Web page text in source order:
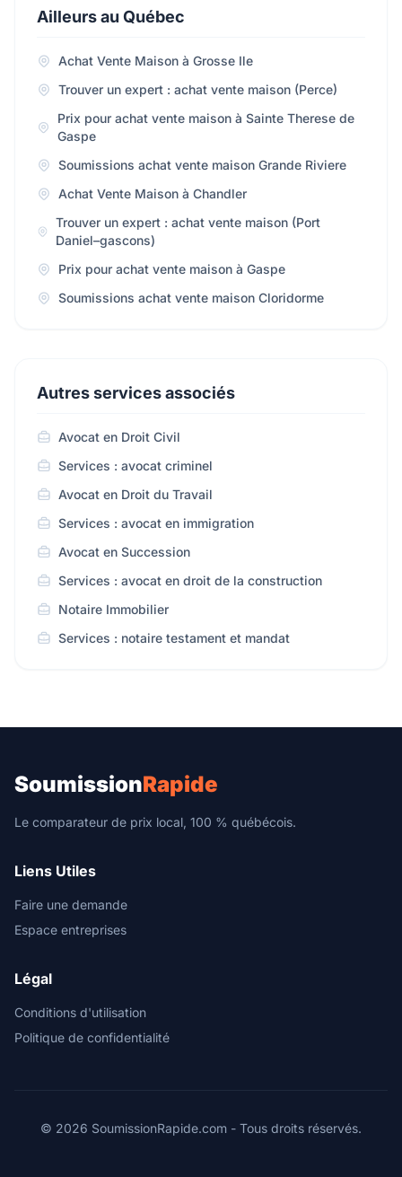
Ailleurs au Québec
Achat Vente Maison à Grosse Ile
Trouver un expert : achat vente maison (Perce)
Prix pour achat vente maison à Sainte Therese de
Gaspe
Soumissions achat vente maison Grande Riviere
Achat Vente Maison à Chandler
Trouver un expert : achat vente maison (Port
Daniel–gascons)
Prix pour achat vente maison à Gaspe
Soumissions achat vente maison Cloridorme
Autres services associés
Avocat en Droit Civil
Services : avocat criminel
Avocat en Droit du Travail
Services : avocat en immigration
Avocat en Succession
Services : avocat en droit de la construction
Notaire Immobilier
Services : notaire testament et mandat
SoumissionRapide
Le comparateur de prix local, 100 % québécois.
Liens Utiles
Faire une demande
Espace entreprises
Légal
Conditions d'utilisation
Politique de confidentialité
© 2026 SoumissionRapide.com - Tous droits réservés.